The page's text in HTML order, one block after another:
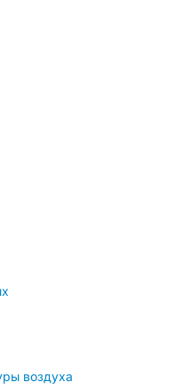
воздуха